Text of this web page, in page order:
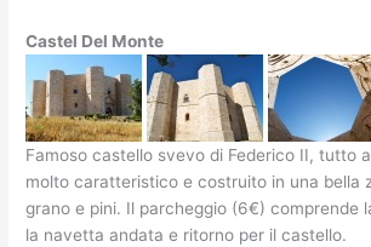
Castel Del Monte
Famoso castello svevo di Federico II, tutto
molto caratteristico e costruito in una bella
grano e pini. Il parcheggio (6€) comprende
la navetta andata e ritorno per il castello.